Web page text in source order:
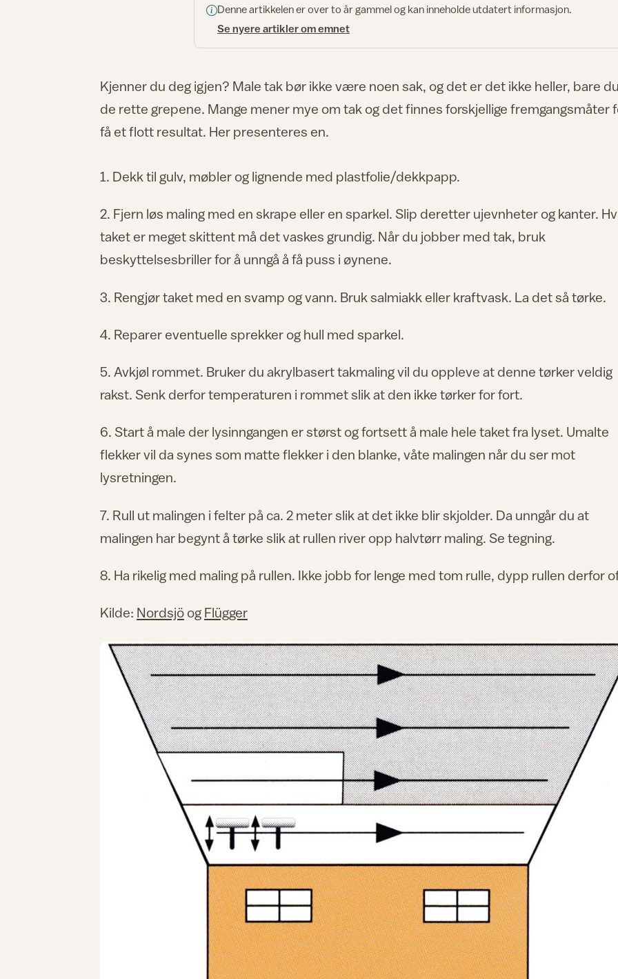
Denne artikkelen er over to år gammel og kan inneholde utdatert informasjon.
Se nyere artikler om emnet
Kjenner du deg igjen? Male tak bør ikke være noen sak, og det er det ikke heller, bare
de rette grepene. Mange mener mye om tak og det finnes forskjellige fremgangsmåter
få et flott resultat. Her presenteres en.
1. Dekk til gulv, møbler og lignende med plastfolie/dekkpapp.
2. Fjern løs maling med en skrape eller en sparkel. Slip deretter ujevnheter og kanter.
taket er meget skittent må det vaskes grundig. Når du jobber med tak, bruk
beskyttelsesbriller for å unngå å få puss i øynene.
3. Rengjør taket med en svamp og vann. Bruk salmiakk eller kraftvask. La det så tørke.
4. Reparer eventuelle sprekker og hull med sparkel.
5. Avkjøl rommet. Bruker du akrylbasert takmaling vil du oppleve at denne tørker veldig
rakst. Senk derfor temperaturen i rommet slik at den ikke tørker for fort.
6. Start å male der lysinngangen er størst og fortsett å male hele taket fra lyset. Umalte
flekker vil da synes som matte flekker i den blanke, våte malingen når du ser mot
lysretningen.
7. Rull ut malingen i felter på ca. 2 meter slik at det ikke blir skjolder. Da unngår du at
malingen har begynt å tørke slik at rullen river opp halvtørr maling. Se tegning.
8. Ha rikelig med maling på rullen. Ikke jobb for lenge med tom rulle, dypp rullen derfor
Kilde: Nordsjö og Flügger